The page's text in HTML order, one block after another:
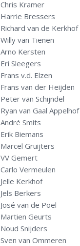
Chris Kramer
Harrie Bressers
Richard van de Kerkhof
Willy van Tienen
Arno Kersten
Eri Sleegers
Frans v.d. Elzen
Frans van der Heijden
Peter van Schijndel
Ryan van Gaal Appelhof
André Smits
Erik Biemans
Marcel Gruijters
VV Gemert
Carlo Vermeulen
Jelle Kerkhof
Jels Berkers
José van de Poel
Martien Geurts
Noud Snijders
Sven van Ommeren